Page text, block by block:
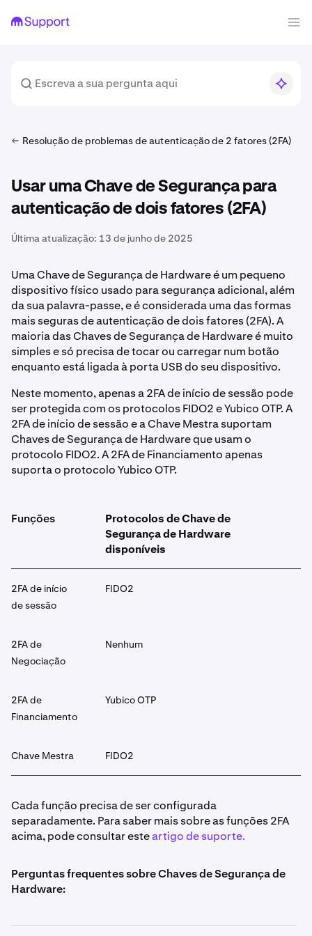
Resolução de problemas de autenticação de 2 fatores (2FA)
Usar uma Chave de Segurança para
autenticação de dois fatores (2FA)
Última atualização: 13 de junho de 2025
Uma Chave de Segurança de Hardware é um pequeno
dispositivo físico usado para segurança adicional, além
da sua palavra-passe, e é considerada uma das formas
mais seguras de autenticação de dois fatores (2FA). A
maioria das Chaves de Segurança de Hardware é muito
simples e só precisa de tocar ou carregar num botão
enquanto está ligada à porta USB do seu dispositivo.
Neste momento, apenas a 2FA de início de sessão pode
ser protegida com os protocolos FIDO2 e Yubico OTP. A
2FA de início de sessão e a Chave Mestra suportam
Chaves de Segurança de Hardware que usam o
protocolo FIDO2. A 2FA de Financiamento apenas
suporta o protocolo Yubico OTP.
Funções
Protocolos de Chave de
Segurança de Hardware
disponíveis
2FA de início
de sessão
FIDO2
2FA de
Negociação
Nenhum
2FA de
Financiamento
Yubico OTP
Chave Mestra FIDO2
Cada função precisa de ser configurada
separadamente. Para saber mais sobre as funções 2FA
acima, pode consultar esteartigo de suporte.
Perguntas frequentes sobre Chaves de Segurança de
Hardware: